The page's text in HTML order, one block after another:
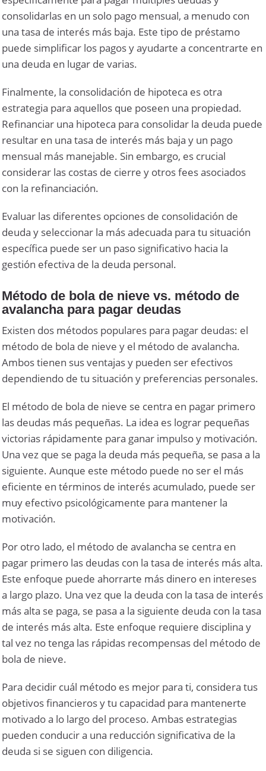
consolidarlas en un solo pago mensual, a menudo con
una tasa de interés más baja. Este tipo de préstamo
puede simplificar los pagos y ayudarte a concentrarte en
una deuda en lugar de varias.
Finalmente, la consolidación de hipoteca es otra
estrategia para aquellos que poseen una propiedad.
Refinanciar una hipoteca para consolidar la deuda puede
resultar en una tasa de interés más baja y un pago
mensual más manejable. Sin embargo, es crucial
considerar las costas de cierre y otros fees asociados
con la refinanciación.
Evaluar las diferentes opciones de consolidación de
deuda y seleccionar la más adecuada para tu situación
específica puede ser un paso significativo hacia la
gestión efectiva de la deuda personal.
Método de bola de nieve vs. método de
avalancha para pagar deudas
Existen dos métodos populares para pagar deudas: el
método de bola de nieve y el método de avalancha.
Ambos tienen sus ventajas y pueden ser efectivos
dependiendo de tu situación y preferencias personales.
El método de bola de nieve se centra en pagar primero
las deudas más pequeñas. La idea es lograr pequeñas
victorias rápidamente para ganar impulso y motivación.
Una vez que se paga la deuda más pequeña, se pasa a la
siguiente. Aunque este método puede no ser el más
eficiente en términos de interés acumulado, puede ser
muy efectivo psicológicamente para mantener la
motivación.
Por otro lado, el método de avalancha se centra en
pagar primero las deudas con la tasa de interés más alta.
Este enfoque puede ahorrarte más dinero en intereses
a largo plazo. Una vez que la deuda con la tasa de interés
más alta se paga, se pasa a la siguiente deuda con la tasa
de interés más alta. Este enfoque requiere disciplina y
tal vez no tenga las rápidas recompensas del método de
bola de nieve.
Para decidir cuál método es mejor para ti, considera tus
objetivos financieros y tu capacidad para mantenerte
motivado a lo largo del proceso. Ambas estrategias
pueden conducir a una reducción significativa de la
deuda si se siguen con diligencia.